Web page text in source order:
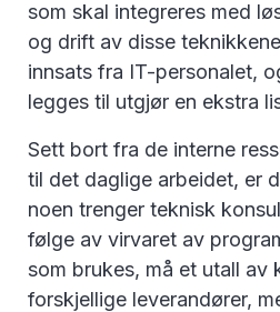
som skal integreres med
og drift av disse
innsats fra IT-personalet,
legges til utgjør en ekstra
Sett bort fra de interne
til det daglige arbeidet, er
noen trenger teknisk
følge av virvaret av
som brukes, må et utall av
forskjellige leverandører,